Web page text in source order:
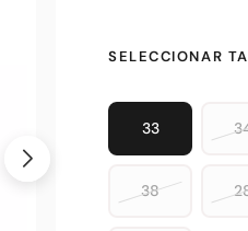
SELECCIONAR
33
38